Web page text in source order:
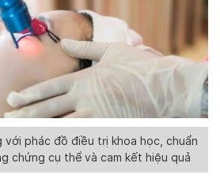
với phác đồ điều trị khoa học, chuẩn
chứng cụ thể và cam kết hiệu quả